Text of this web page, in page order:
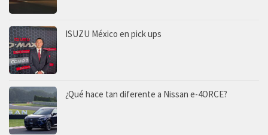
ISUZU México en pick ups
¿Qué hace tan diferente a Nissan e-4ORCE?